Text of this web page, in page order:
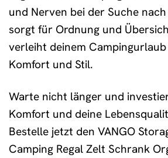
und Nerven bei der Suche
sorgt für Ordnung und
verleiht deinem
Komfort und Stil.
Warte nicht länger und
Komfort und deine
Bestelle jetzt den VANGO
Camping Regal Zelt Schrank